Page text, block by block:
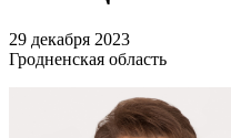
29 декабря 2023
Гродненская область